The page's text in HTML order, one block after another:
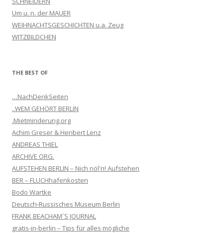
Um u. n. der MAUER
WEIHNACHTSGESCHICHTEN u.a. Zeug
WITZBILDCHEN
THE BEST OF
…NachDenkSeiten
..WEM GEHÖRT BERLIN
.Mietminderung.org
Achim Greser & Heribert Lenz
ANDREAS THIEL
ARCHIVE ORG.
AUFSTEHEN BERLIN – Nich nöl'n! Aufstehen
BER – FLUCHhafenkosten
Bodo Wartke
Deutsch-Russisches Museum Berlin
FRANK BEACHAM´S JOURNAL
gratis-in-berlin – Tips für alles mögliche